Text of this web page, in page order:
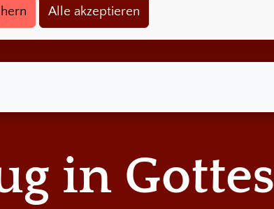
in Gottes